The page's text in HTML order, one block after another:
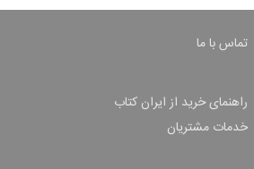
تماس با ما
راهنمای خرید از ایران کتاب
ثبت سفارش
شرایط ارسال سفارش
شیوه پرداخت
تخفیف‌های خرید
خدمات مشتریان